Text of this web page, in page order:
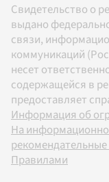
Свидетельство о
выдано
связи,
коммуникаций
несет
содержащейся в
предоставляет
Информация об
На
Правилами